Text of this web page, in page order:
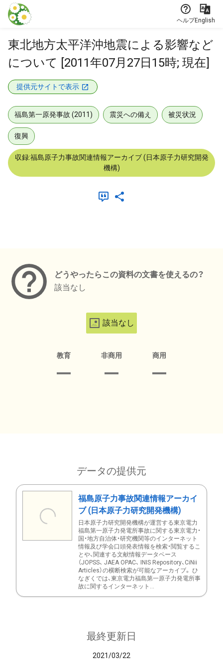
本文に飛ぶ
ヘルプEnglish
東北地方太平洋沖地震による影響など
について [2011年07月27日15時; 現在]
提供元サイトで表示
福島第一原発事故 (2011) 震災への備え 被災状況
復興
収録:福島原子力事故関連情報アーカイブ (日本原子力研究開発
機構)
どうやったらこの資料の文書を使えるの？
該当なし
該当なし
教育 非商用 商用
データの提供元
福島原子力事故関連情報アーカイ
ブ (日本原子力研究開発機構)
日本原子力研究開発機構が運営する東京電力
福島第一原子力発電所事故に関する東京電力・
国・地方自治体・研究機関等のインターネット
情報及び学会口頭発表情報を検索・閲覧するこ
とや、関連する文献情報データベース
（JOPSS、 JAEA OPAC、 INIS Repository、CiNii
Articles）の横断検索が可能なアーカイブ。 ひ
なぎくでは、東京電力福島第一原子力発電所事
故に関するインターネット...
最終更新日
2021/03/22